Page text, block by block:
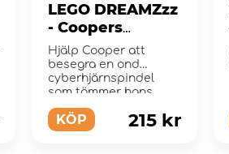
LEGO DREAMZzz
- Coopers
spelkontrollplan
Hjälp Cooper att
besegra en ond
cyberhjärnspindel
som tömmer hans
fordon!
KÖP 215 kr